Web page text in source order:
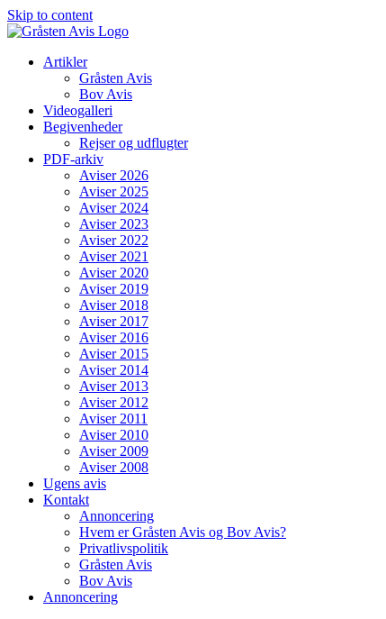
Skip to content
Artikler
Gråsten Avis
Bov Avis
Videogalleri
Begivenheder
Rejser og udflugter
PDF-arkiv
Aviser 2026
Aviser 2025
Aviser 2024
Aviser 2023
Aviser 2022
Aviser 2021
Aviser 2020
Aviser 2019
Aviser 2018
Aviser 2017
Aviser 2016
Aviser 2015
Aviser 2014
Aviser 2013
Aviser 2012
Aviser 2011
Aviser 2010
Aviser 2009
Aviser 2008
Ugens avis
Kontakt
Annoncering
Hvem er Gråsten Avis og Bov Avis?
Privatlivspolitik
Gråsten Avis
Bov Avis
Annoncering